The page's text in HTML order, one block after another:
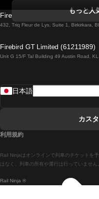
ダブリンから
ローマか
マドリードか
マドリードか
もっと人
Firebird GT Limited (OC 1451)
432, Triq Fleur de Lys, Suite 1, Birkirkara,
Firebird GT Limited (61211989)
Unit G 15/F Tal Building 49 Austin Road,
Rail Ninja ®
Rail Ninjaはオンラインで列車のチケットを
はなく、列車の所有や運行は行っていません
日本語
カス
利用規約